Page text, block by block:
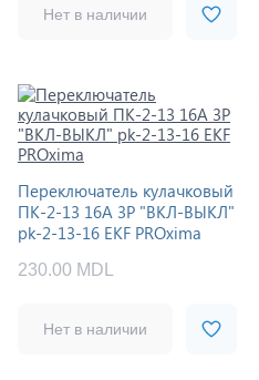
Нет в наличии
Переключатель кулачковый
ПК-2-13 16А 3P "ВКЛ-ВЫКЛ"
pk-2-13-16 EKF PROxima
230.00 MDL
Нет в наличии